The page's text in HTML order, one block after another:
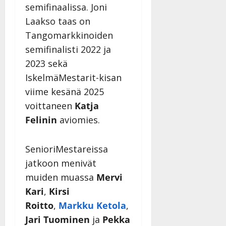
semifinaalissa. Joni
Laakso taas on
Tangomarkkinoiden
semifinalisti 2022 ja
2023 sekä
IskelmäMestarit-kisan
viime kesänä 2025
voittaneen Katja
Felinin aviomies.
SenioriMestareissa
jatkoon menivät
muiden muassa Mervi
Kari, Kirsi
Roitto, Markku Ketola,
Jari Tuominen ja Pekka